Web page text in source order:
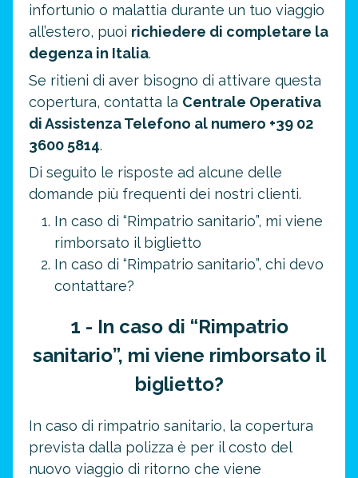
infortunio o malattia durante un tuo viaggio
all’estero, puoi richiedere di completare la
degenza in Italia.
Se ritieni di aver bisogno di attivare questa
copertura, contatta la Centrale Operativa
di Assistenza Telefono al numero +39 02
3600 5814.
Di seguito le risposte ad alcune delle
domande più frequenti dei nostri clienti.
In caso di “Rimpatrio sanitario”, mi viene
rimborsato il biglietto
In caso di “Rimpatrio sanitario”, chi devo
contattare?
1 - In caso di “Rimpatrio
sanitario”, mi viene rimborsato il
biglietto?
In caso di rimpatrio sanitario, la copertura
prevista dalla polizza è per il costo del
nuovo viaggio di ritorno che viene